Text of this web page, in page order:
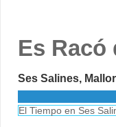
Es Racó
Ses Salines,
El Tiempo en Ses